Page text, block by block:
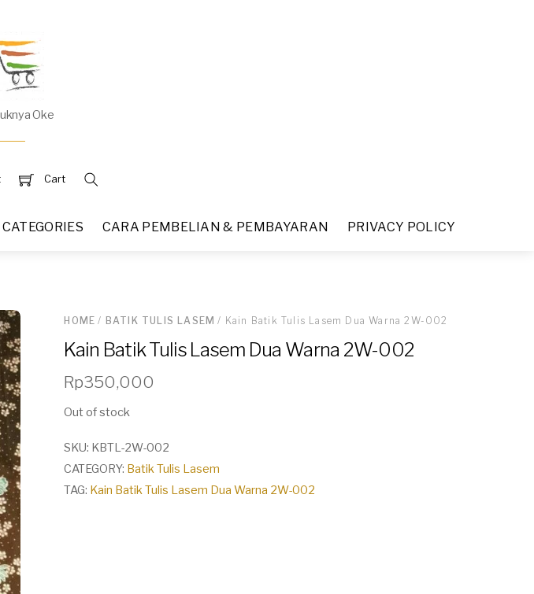
Oke
Cart
CATEGORIES CARA PEMBELIAN & PEMBAYARAN PRIVACY POLICY
HOME / BATIK TULIS LASEM / Kain Batik Tulis Lasem Dua Warna 2W-002
Kain Batik Tulis Lasem Dua Warna 2W-002
Rp350,000
Out of stock
SKU: KBTL-2W-002
CATEGORY: Batik Tulis Lasem
TAG: Kain Batik Tulis Lasem Dua Warna 2W-002